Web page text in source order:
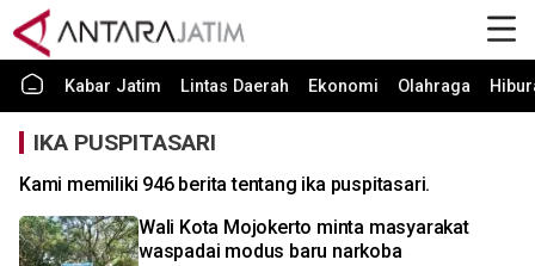
Kabar Jatim Lintas Daerah Ekonomi Olahraga
IKA PUSPITASARI
Kami memiliki 946 berita tentang ika puspitasari.
Wali Kota Mojokerto minta masyarakat
waspadai modus baru narkoba